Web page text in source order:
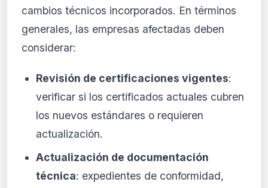
cambios técnicos incorporados. En términos
generales, las empresas afectadas deben
considerar:
Revisión de certificaciones vigentes:
verificar si los certificados actuales cubren
los nuevos estándares o requieren
actualización.
Actualización de documentación
técnica: expedientes de conformidad,